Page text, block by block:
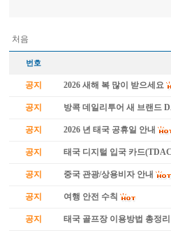
처음
번호
공지 2026 새해 복 많이 받으세요
공지 방콕 데일리투어 새 브랜드
공지 2026 년 태국 공휴일 안내
공지 태국 디지털 입국 카드
공지 중국 관광/상용비자 안내
공지 여행 안전 수칙
공지 태국 골프장 이용방법 총정리